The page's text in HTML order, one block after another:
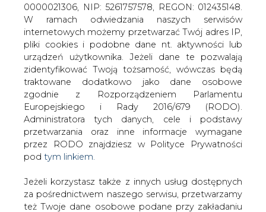
ZALOGUJ SIĘ
WŁĄCZ CIRE.TV
0000021306, NIP: 5261757578, REGON: 012435148.
W ramach odwiedzania naszych serwisów
internetowych możemy przetwarzać Twój adres IP,
pliki cookies i podobne dane nt. aktywności lub
urządzeń użytkownika. Jeżeli dane te pozwalają
zidentyfikować Twoją tożsamość, wówczas będą
traktowane dodatkowo jako dane osobowe
zgodnie z Rozporządzeniem Parlamentu
Europejskiego i Rady 2016/679 (RODO).
Administratora tych danych, cele i podstawy
przetwarzania oraz inne informacje wymagane
przez RODO znajdziesz w Polityce Prywatności
pod tym linkiem.
Jeżeli korzystasz także z innych usług dostępnych
za pośrednictwem naszego serwisu, przetwarzamy
też Twoje dane osobowe podane przy zakładaniu